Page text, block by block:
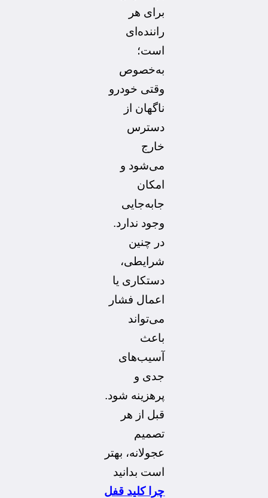
برای هر
راننده‌ای
است؛
به‌خصوص
وقتی خودرو
ناگهان از
دسترس
خارج
می‌شود و
امکان
جابه‌جایی
وجود ندارد.
در چنین
شرایطی،
دستکاری یا
اعمال فشار
می‌تواند
باعث
آسیب‌های
جدی و
پرهزینه شود.
قبل از هر
تصمیم
عجولانه، بهتر
است بدانید
چرا کلید قفل